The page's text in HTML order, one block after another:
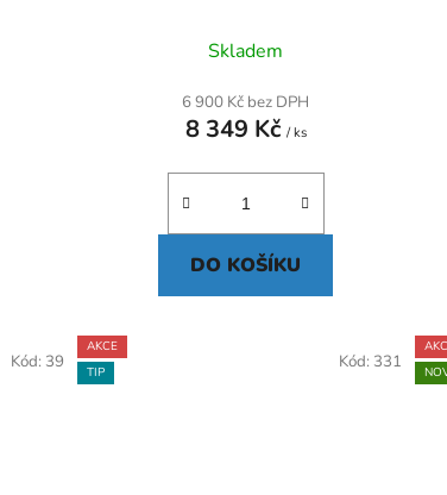
Skladem
6 900 Kč bez DPH
8 349 Kč / ks
DO KOŠÍKU
Kód: 39
AKCE
TIP
Kód: 331